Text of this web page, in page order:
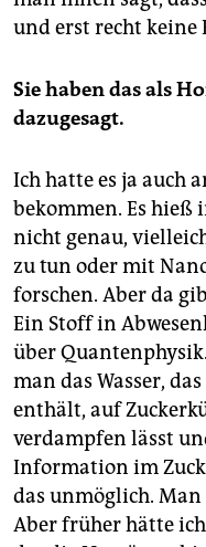
und erst recht keine
Sie haben das als
dazugesagt.
Ich hatte es ja auch
bekommen. Es hieß
nicht genau,
zu tun oder mit
forschen. Aber da
Ein Stoff in
über
man das Wasser,
enthält, auf
verdampfen lässt
Information im
das unmöglich. Man
Aber früher hätte